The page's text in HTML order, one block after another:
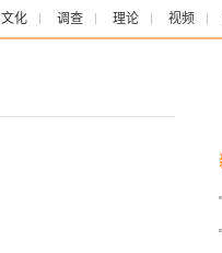
文化 调查 理论 视频